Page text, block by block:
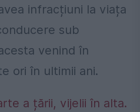
infracțiuni la viața
sub
venind în
ori în ultimii ani.
a țării, vijelii în alta.